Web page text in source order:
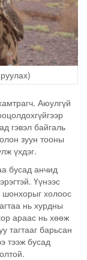
Аюулгүй
гэвэл байгаль
зуун тооны
үхдэг.
бусад анчид
Үүнээс
шонхорыг холоос
нь хурдны
араас нь хөөж
тагтааг барьсан
тээж бусад